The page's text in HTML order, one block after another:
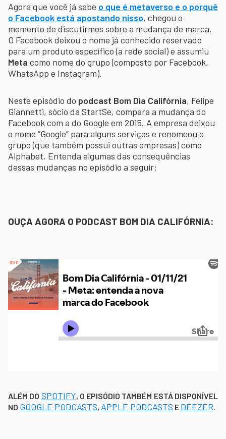
Agora que você já sabe o que é metaverso e o porquê
o Facebook está apostando nisso, chegou o
momento de discutirmos sobre a mudança de marca.
O Facebook deixou o nome já conhecido reservado
para um produto específico (a rede social) e assumiu
Meta como nome do grupo (composto por Facebook,
WhatsApp e Instagram).
Neste episódio do podcast Bom Dia Califórnia, Felipe
Giannetti, sócio da StartSe, compara a mudança do
Facebook com a do Google em 2015. A empresa deixou
o nome “Google” para alguns serviços e renomeou o
grupo (que também possui outras empresas) como
Alphabet. Entenda algumas das consequências
dessas mudanças no episódio a seguir:
OUÇA AGORA O PODCAST BOM DIA CALIFÓRNIA:
ALÉM DO SPOTIFY, O EPISÓDIO TAMBÉM ESTÁ DISPONÍVEL
NO GOOGLE PODCASTS, APPLE PODCASTS E DEEZER.